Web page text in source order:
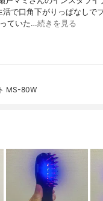
活で口角下がりっぱなしで
ていた…続きを見る
MS-80W